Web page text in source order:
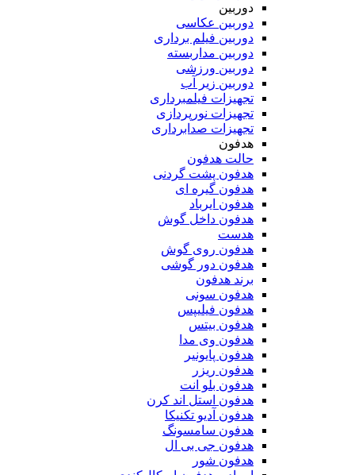
دوربین
دوربین عکاسی
دوربین فیلم برداری
دوربین مداربسته
دوربین ورزشی
دوربین زیر آب
تجهیزات فیلمبرداری
تجهیزات نورپردازی
تجهیزات صدابرداری
هدفون
حالت هدفون
هدفون پشت گردنی
هدفون گیره ای
هدفون ایرباد
هدفون داخل گوش
هدست
هدفون روی گوش
هدفون دور گوشی
برند هدفون
هدفون سونی
هدفون فیلیپس
هدفون بیتس
هدفون وی مدا
هدفون پایونیر
هدفون ریزر
هدفون بلو انت
هدفون استل اند کرن
هدفون آدیو تکنیکا
هدفون سامسونگ
هدفون جی بی ال
هدفون شور